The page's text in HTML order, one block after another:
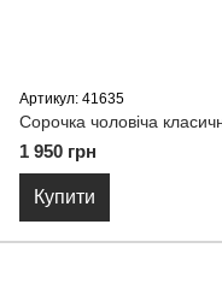
Артикул: 41635
Сорочка чоловіча
1 950 грн
Купити